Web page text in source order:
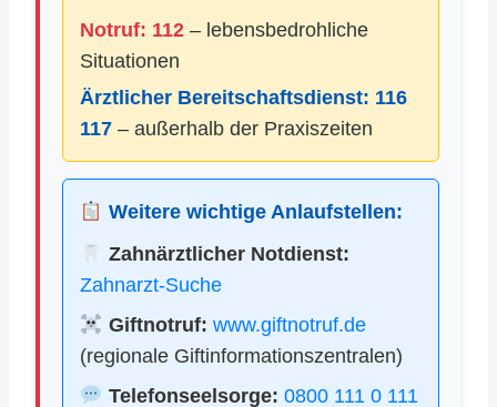
Notruf: 112 – lebensbedrohliche
Situationen
Ärztlicher Bereitschaftsdienst: 116
117 – außerhalb der Praxiszeiten
Weitere wichtige Anlaufstellen:
Zahnärztlicher Notdienst:
Zahnarzt-Suche
Giftnotruf: www.giftnotruf.de
(regionale Giftinformationszentralen)
Telefonseelsorge: 0800 111 0 111